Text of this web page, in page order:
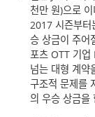
천만 원)으로
2017 시즌부터
승 상금이 주어
포츠 OTT 기업
넘는 대형 계약
구조적 문제를
의 우승 상금을